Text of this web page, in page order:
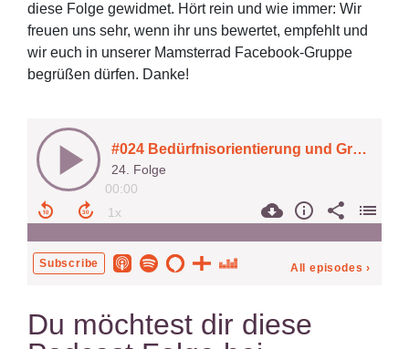
diese Folge gewidmet. Hört rein und wie immer: Wir
freuen uns sehr, wenn ihr uns bewertet, empfehlt und
wir euch in unserer Mamsterrad Facebook-Gruppe
begrüßen dürfen. Danke!
Du möchtest dir diese